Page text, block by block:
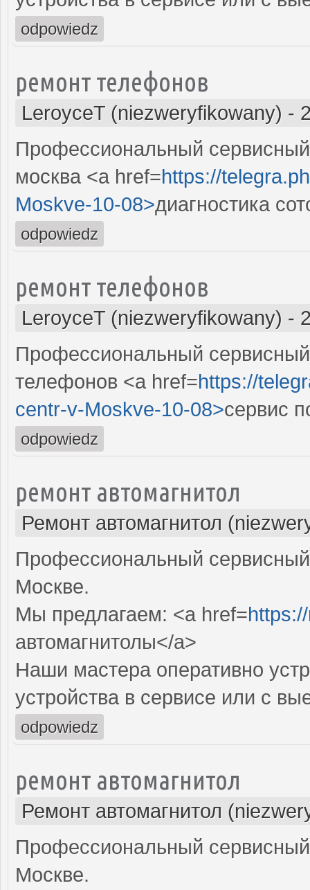
odpowiedz
ремонт телефонов
LeroyceT (niezweryfikowany) -
Профессиональный
москва <a href=https://
Moskve-10-08>диагностика
odpowiedz
ремонт телефонов
LeroyceT (niezweryfikowany) -
Профессиональный
телефонов <a href=https://
centr-v-Moskve-10-08>сервис
odpowiedz
ремонт автомагнитол
Ремонт автомагнитол
Профессиональный
Москве.
Мы предлагаем: <a href=
автомагнитолы</a>
Наши мастера оперативно
устройства в сервисе или с
odpowiedz
ремонт автомагнитол
Ремонт автомагнитол
Профессиональный
Москве.